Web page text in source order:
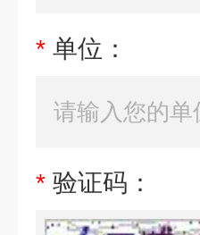
* 单位：
* 验证码：